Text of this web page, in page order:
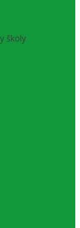
školy